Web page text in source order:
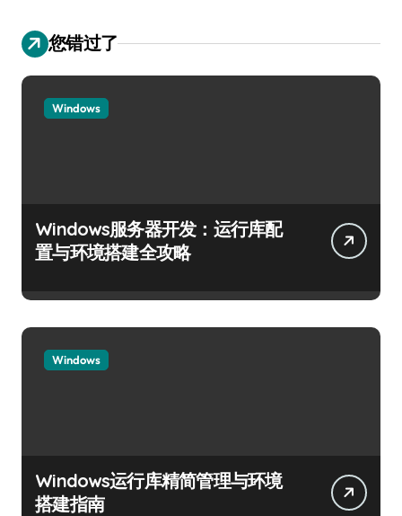
您错过了
Windows
Windows服务器开发：运行库配
置与环境搭建全攻略
Windows
Windows运行库精简管理与环境
搭建指南